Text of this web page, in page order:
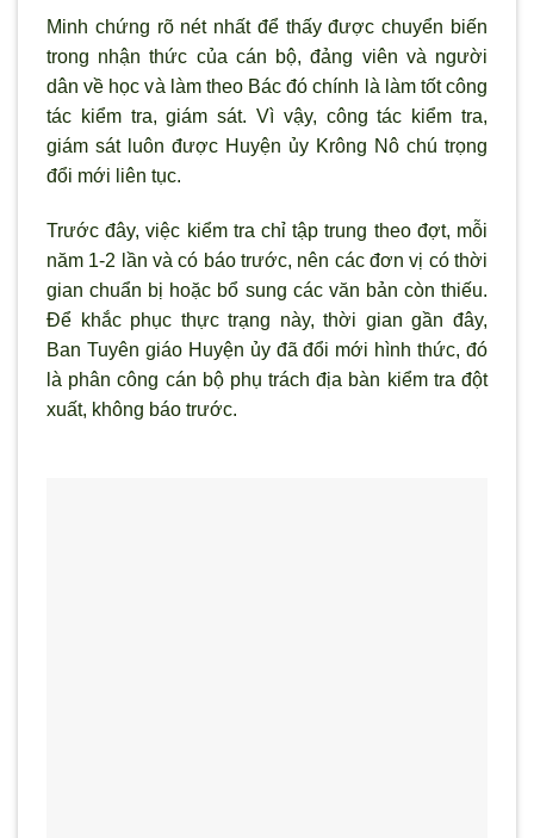
Minh chứng rõ nét nhất để thấy được chuyển biến
trong nhận thức của cán bộ, đảng viên và người
dân về học và làm theo Bác đó chính là làm tốt công
tác kiểm tra, giám sát. Vì vậy, công tác kiểm tra,
giám sát luôn được Huyện ủy Krông Nô chú trọng
đổi mới liên tục.
Trước đây, việc kiểm tra chỉ tập trung theo đợt, mỗi
năm 1-2 lần và có báo trước, nên các đơn vị có thời
gian chuẩn bị hoặc bổ sung các văn bản còn thiếu.
Để khắc phục thực trạng này, thời gian gần đây,
Ban Tuyên giáo Huyện ủy đã đổi mới hình thức, đó
là phân công cán bộ phụ trách địa bàn kiểm tra đột
xuất, không báo trước.